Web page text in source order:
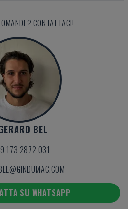
CONTATTACI!
BEL
173 2872 031
SU WHATSAPP